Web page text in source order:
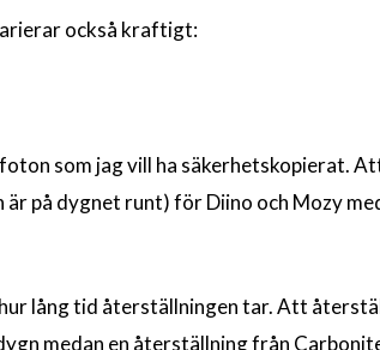
också kraftigt:
som jag vill ha säkerhetskopierat.
på dygnet runt) för Diino och Mozy
lång tid återställningen tar. Att
medan en återställning från